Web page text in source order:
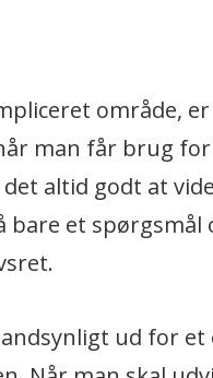
område,
man får brug
altid godt at
bare et
ud for